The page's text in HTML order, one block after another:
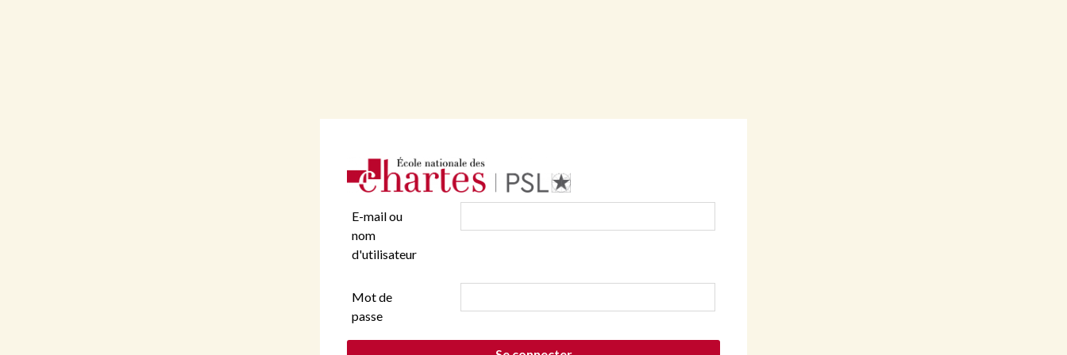
E-mail ou
nom
d'utilisateur
Mot de
passe